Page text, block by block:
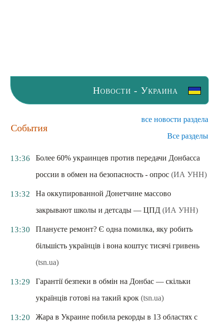
Новости - Украина
События
все новости раздела
Все разделы
13:36
Более 60% украинцев против передачи Донбасса
россии в обмен на безопасность - опрос (ИА УНН)
13:32
На оккупированной Донетчине массово
закрывают школы и детсады — ЦПД (ИА УНН)
13:30
Плануєте ремонт? Є одна помилка, яку робить
більшість українців і вона коштує тисячі гривень
(tsn.ua)
13:29
Гарантії безпеки в обмін на Донбас — скільки
українців готові на такий крок (tsn.ua)
13:20
Жара в Украине побила рекорды в 13 областях с